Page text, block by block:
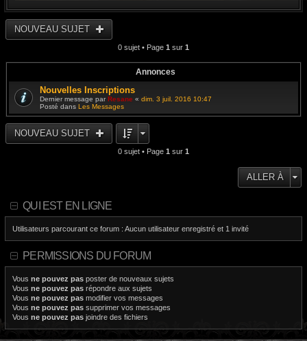
NOUVEAU SUJET
0 sujet • Page 1 sur 1
Annonces
Nouvelles Inscriptions
Dernier message parResane « dim. 3 juil. 2016 10:47
Posté dans Les Messages
NOUVEAU SUJET
0 sujet • Page 1 sur 1
ALLER À
QUI EST EN LIGNE
Utilisateurs parcourant ce forum : Aucun utilisateur enregistré et 1 invité
PERMISSIONS DU FORUM
Vous ne pouvez pas poster de nouveaux sujets
Vous ne pouvez pas répondre aux sujets
Vous ne pouvez pas modifier vos messages
Vous ne pouvez pas supprimer vos messages
Vous ne pouvez pas joindre des fichiers